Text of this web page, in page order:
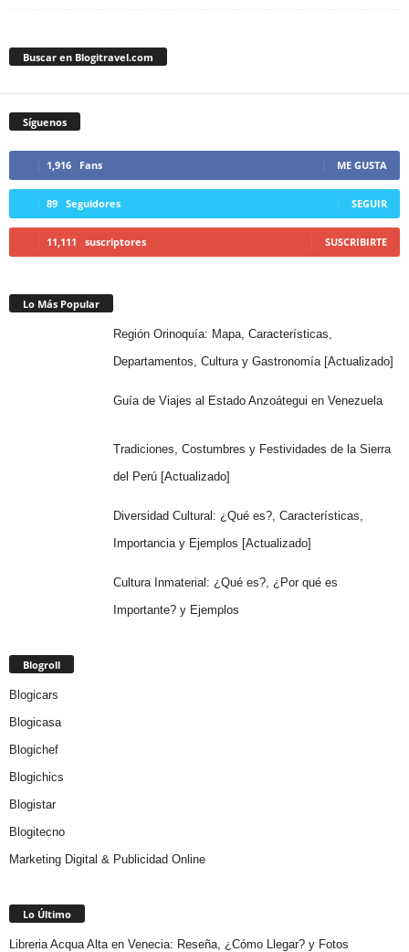
Buscar en Blogitravel.com
Síguenos
1,916 Fans ME GUSTA
89 Seguidores SEGUIR
11,111 suscriptores SUSCRIBIRTE
Lo Más Popular
Región Orinoquía: Mapa, Características,
Departamentos, Cultura y Gastronomía [Actualizado]
Guía de Viajes al Estado Anzoátegui en Venezuela
Tradiciones, Costumbres y Festividades de la Sierra
del Perú [Actualizado]
Diversidad Cultural: ¿Qué es?, Características,
Importancia y Ejemplos [Actualizado]
Cultura Inmaterial: ¿Qué es?, ¿Por qué es
Importante? y Ejemplos
Blogroll
Blogicars
Blogicasa
Blogichef
Blogichics
Blogistar
Blogitecno
Marketing Digital & Publicidad Online
Lo Último
Libreria Acqua Alta en Venecia: Reseña, ¿Cómo Llegar? y Fotos